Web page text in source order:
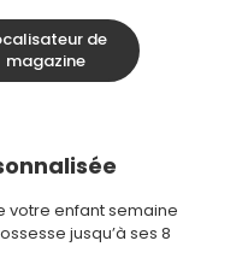
de
magazine
votre enfant semaine
jusqu’à ses 8